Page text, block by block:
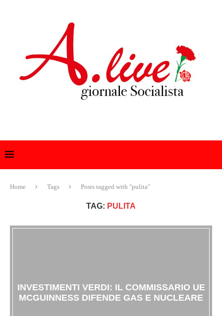
Home Tags Posts tagged with "pulita"
TAG: PULITA
INVESTIMENTI VERDI: IL COMMISSARIO UE
MCGUINNESS DIFENDE GAS E NUCLEARE